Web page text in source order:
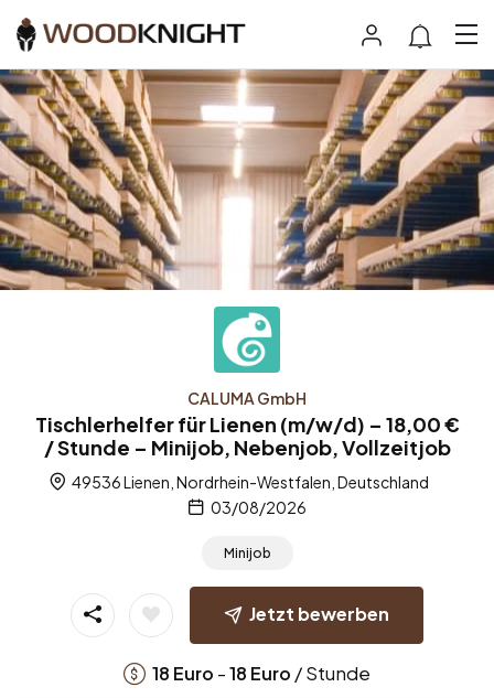
CALUMA GmbH
Tischlerhelfer für Lienen (m/w/d) – 18,00 €
/ Stunde – Minijob, Nebenjob, Vollzeitjob
49536 Lienen, Nordrhein-Westfalen, Deutschland
03/08/2026
Minijob
Jetzt bewerben
18 Euro -18 Euro / Stunde